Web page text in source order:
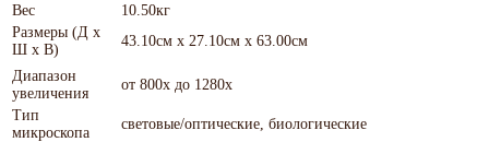
Вес
10.50кг
Размеры (Д х
Ш х В)
43.10см x 27.10см x 63.00см
Диапазон
увеличения
от 800х до 1280х
Тип
микроскопа
световые/оптические, биологические